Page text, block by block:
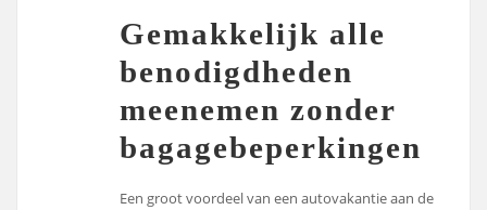
Gemakkelijk alle
benodigdheden
meenemen zonder
bagagebeperkingen
Een groot voordeel van een autovakantie aan de